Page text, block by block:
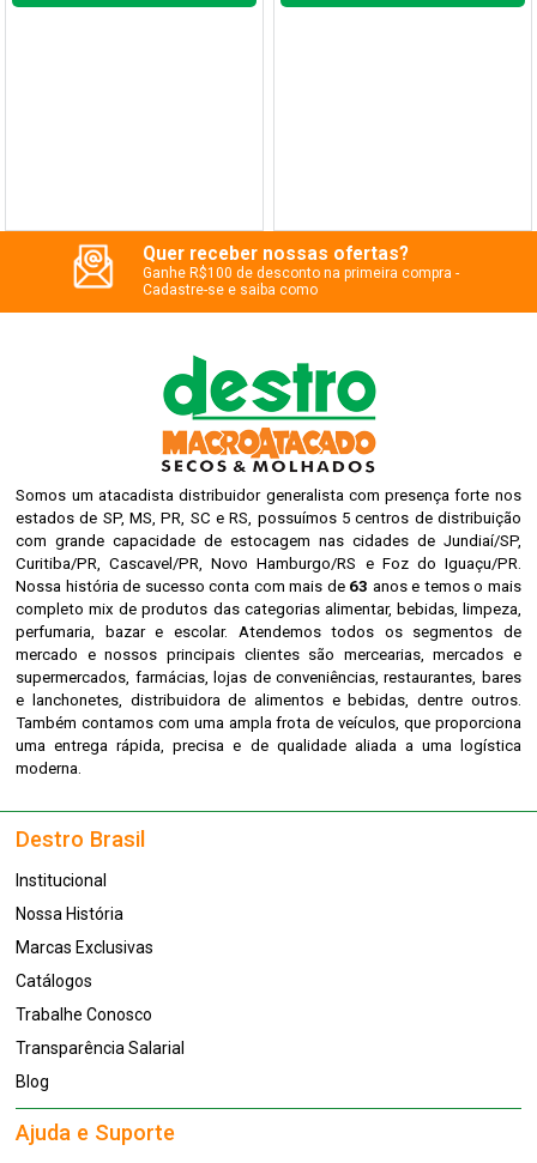
Quer receber nossas ofertas?
Ganhe R$100 de desconto na primeira compra -
Cadastre-se e saiba como
Somos um atacadista distribuidor generalista com presença forte nos
estados de SP, MS, PR, SC e RS, possuímos 5 centros de distribuição
com grande capacidade de estocagem nas cidades de Jundiaí/SP,
Curitiba/PR, Cascavel/PR, Novo Hamburgo/RS e Foz do Iguaçu/PR.
Nossa história de sucesso conta com mais de 63 anos e temos o mais
completo mix de produtos das categorias alimentar, bebidas, limpeza,
perfumaria, bazar e escolar. Atendemos todos os segmentos de
mercado e nossos principais clientes são mercearias, mercados e
supermercados, farmácias, lojas de conveniências, restaurantes, bares
e lanchonetes, distribuidora de alimentos e bebidas, dentre outros.
Também contamos com uma ampla frota de veículos, que proporciona
uma entrega rápida, precisa e de qualidade aliada a uma logística
moderna.
Destro Brasil
Institucional
Nossa História
Marcas Exclusivas
Catálogos
Trabalhe Conosco
Transparência Salarial
Blog
Ajuda e Suporte